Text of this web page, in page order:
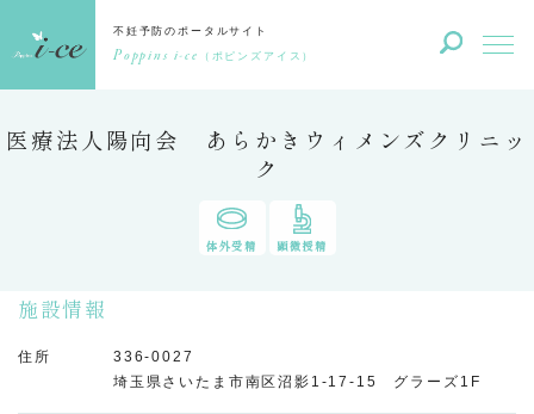
不妊予防のポータルサイト
Poppins i-ce （ポピンズアイス）
医療法人陽向会 あらかきウィメンズクリニッ
ク
体外受精 顕微授精
施設情報
住所
336-0027
埼玉県さいたま市南区沼影1-17-15 グラーズ1F